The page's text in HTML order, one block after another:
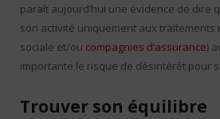
paraît aujourd’hui une évidence de dire
son activité uniquement aux traitements
sociale et/ou compagnies d’assurance)
importante le risque de désintérêt pour
Trouver son équilibre